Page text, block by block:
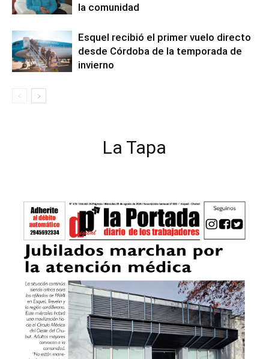
la comunidad
Esquel recibió el primer vuelo directo
desde Córdoba de la temporada de
invierno
La Tapa